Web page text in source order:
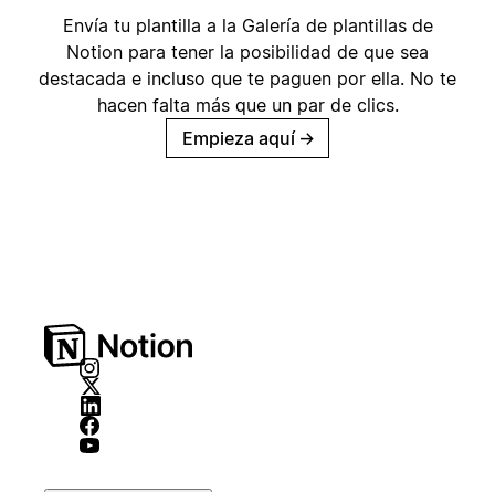
Envía tu plantilla a la Galería de plantillas de
Notion para tener la posibilidad de que sea
destacada e incluso que te paguen por ella. No te
hacen falta más que un par de clics.
Empieza aquí →